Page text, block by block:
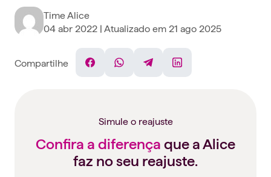
Time Alice
04 abr 2022 | Atualizado em 21 ago 2025
Compartilhe
FacebookWhatsAppTelegramLinkedin
Simule o reajuste
Confira a diferença que a Alice
faz no seu reajuste.